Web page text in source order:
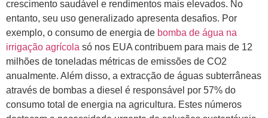
crescimento saudável e rendimentos mais elevados. No
entanto, seu uso generalizado apresenta desafios. Por
exemplo, o consumo de energia de bomba de água na
irrigação agrícola só nos EUA contribuem para mais de 12
milhões de toneladas métricas de emissões de CO2
anualmente. Além disso, a extracção de águas subterrâneas
através de bombas a diesel é responsável por 57% do
consumo total de energia na agricultura. Estes números